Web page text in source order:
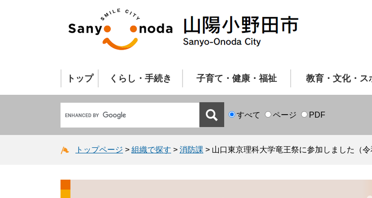
トップ くらし・手続き 子育て・健康・福祉 教育・文化・ス
すべて ページ PDF
トップページ > 組織で探す > 消防課 > 山口東京理科大学竜王祭に参加しました（令